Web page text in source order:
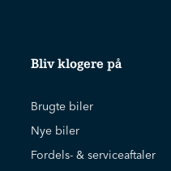
Bliv klogere på
Brugte biler
Nye biler
Fordels- & serviceaftaler